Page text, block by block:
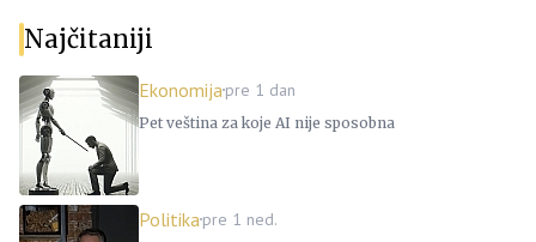
Najčitaniji
Ekonomijapre 1 dan
Pet veština za koje AI nije sposobna
Politikapre 1 ned.